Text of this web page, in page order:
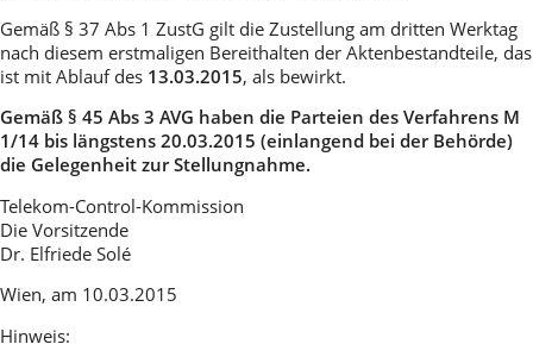
Gemäß § 37 Abs 1 ZustG gilt die Zustellung am dritten Werktag
nach diesem erstmaligen Bereithalten der Aktenbestandteile, das
ist mit Ablauf des 13.03.2015, als bewirkt.
Gemäß § 45 Abs 3 AVG haben die Parteien des Verfahrens M
1/14 bis längstens 20.03.2015 (einlangend bei der Behörde)
die Gelegenheit zur Stellungnahme.
Telekom-Control-Kommission
Die Vorsitzende
Dr. Elfriede Solé
Wien, am 10.03.2015
Hinweis: